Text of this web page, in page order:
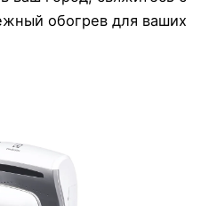
обогрев для ваших